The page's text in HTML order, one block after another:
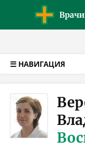
Врачи
☰ НАВИГАЦИЯ